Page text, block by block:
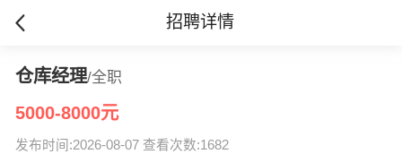
招聘详情
仓库经理/全职
5000-8000元
发布时间:2026-08-07 查看次数:1682